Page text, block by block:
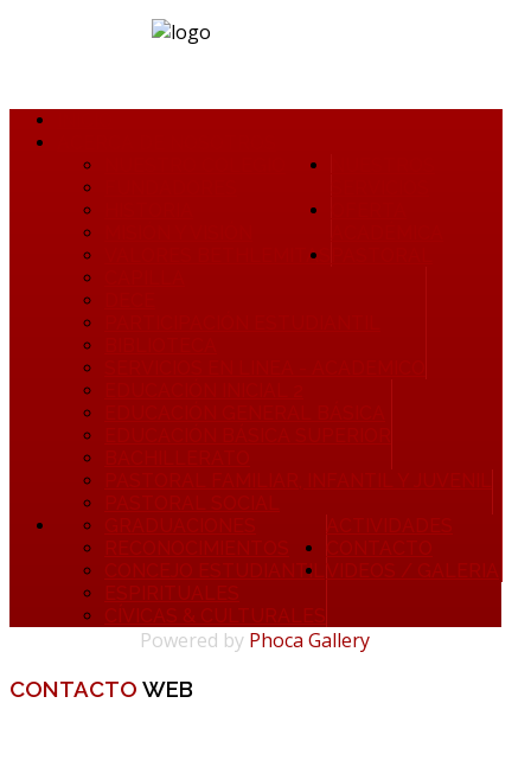
VALORES BETHLEMITAS
CONCEJO ESTUDIANTIL
ESPIRITUALES
CÍVICAS & CULTURALES
VIDEOS / GALERIA
Powered by Phoca Gallery
CONTACTO WEB